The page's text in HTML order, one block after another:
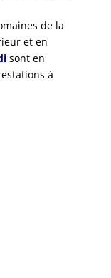
de la
et en
sont en
à